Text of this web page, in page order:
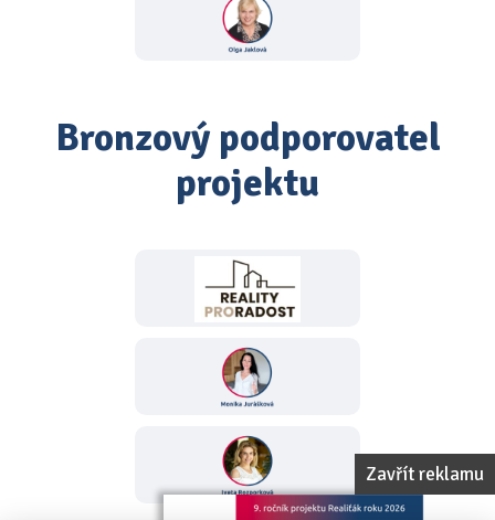
Zavřít reklamu
Bronzový podporovatel
projektu